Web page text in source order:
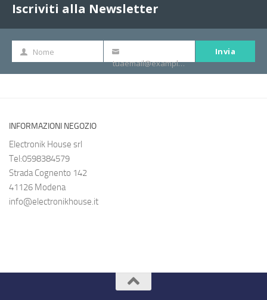
Iscriviti alla Newsletter
Nome
Nome
tua
tuaemail@example.com
Invia
INFORMAZIONI NEGOZIO
Electronik House srl
Tel:0598384579
Strada Cognento 142
41126 Modena
info@electronikhouse.it